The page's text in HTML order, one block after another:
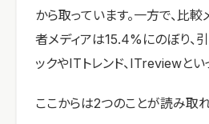
から取っています。一方で、比
者メディアは15.4%にのぼり、
ックやITトレンド、ITreviewと
ここからは2つのことが読み取れ